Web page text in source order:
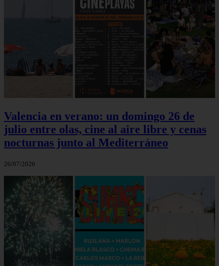
Valencia en verano: un domingo 26 de
julio entre olas, cine al aire libre y cenas
nocturnas junto al Mediterráneo
26/07/2026